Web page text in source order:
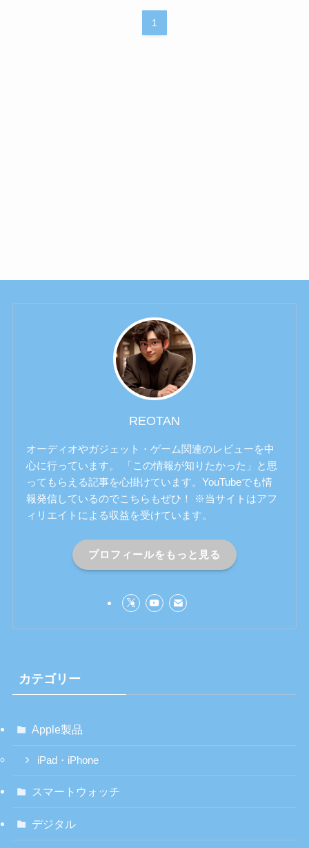
1
REOTAN
オーディオやガジェット・ゲーム関連のレビューを中
心に行っています。 「この情報が知りたかった」と思
ってもらえる記事を心掛けています。YouTubeでも情
報発信しているのでこちらもぜひ！ ※当サイトはアフ
ィリエイトによる収益を受けています。
プロフィールをもっと見る
カテゴリー
Apple製品
iPad・iPhone
スマートウォッチ
デジタル